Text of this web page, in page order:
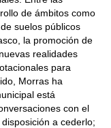
de ámbitos como
suelos públicos
la promoción de
realidades
para
Morras ha
está
con el
a cederlo;